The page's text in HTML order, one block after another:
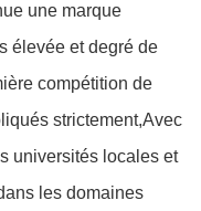
une marque
élevée et degré de
compétition de
strictement,Avec
universités locales et
les domaines